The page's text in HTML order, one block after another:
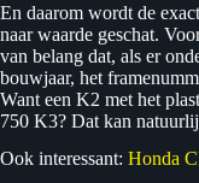
En daarom wordt de
naar waarde geschat.
van belang dat, als er
bouwjaar, het
Want een K2 met het
750 K3? Dat kan
Ook interessant: Honda